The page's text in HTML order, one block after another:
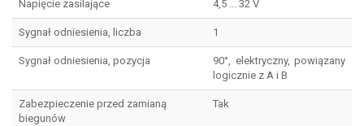
Napięcie zasilające 4,5 ... 32 V
Sygnał odniesienia, liczba 1
Sygnał odniesienia, pozycja
90°, elektryczny, powiązany
logicznie z A i B
Zabezpieczenie przed zamianą
biegunów
Tak